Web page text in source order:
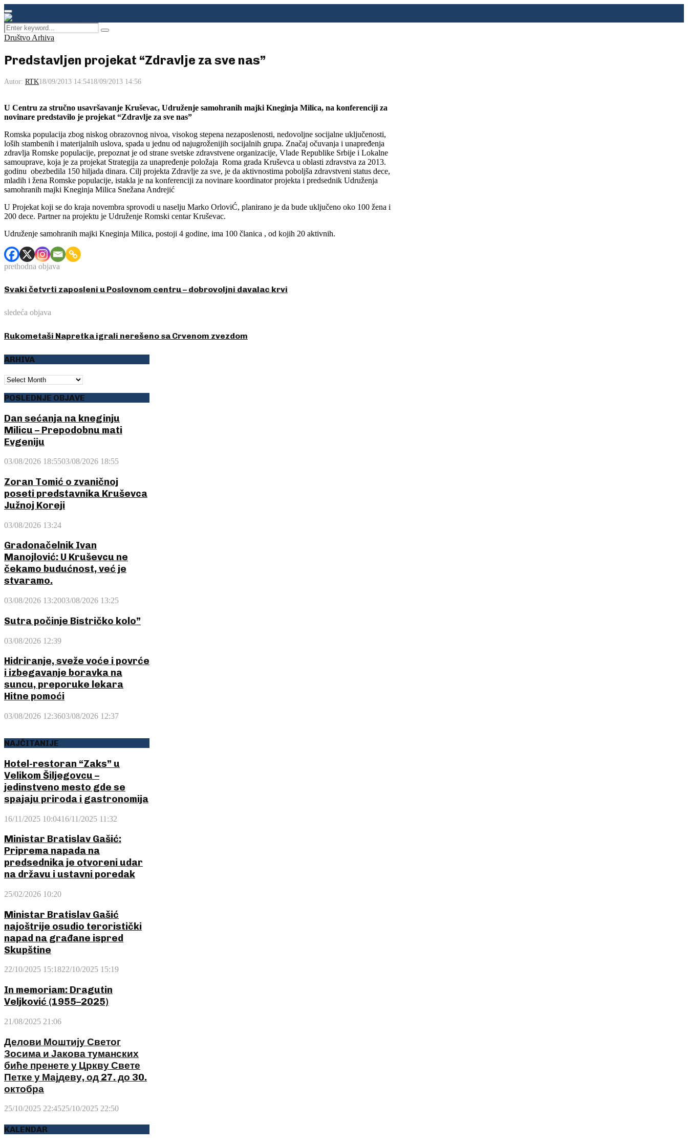
Facebook
Instagram
Youtube
Primary
Menu
Search
for:
Pretraga
Društvo Arhiva
Predstavljen projekat “Zdravlje za sve nas”
Autor: RTK18/09/2013 14:5418/09/2013 14:56
U Centru za stručno usavršavanje Kruševac, Udruženje samohranih majki Kneginja Milica, na konferenciji za
novinare predstavilo je projekat “Zdravlje za sve nas”
Romska populacija zbog niskog obrazovnog nivoa, visokog stepena nezaposlenosti, nedovoljne socijalne uključenosti,
loših stambenih i materijalnih uslova, spada u jednu od najugroženijih socijalnih grupa. Značaj očuvanja i unapređenja
zdravlja Romske populacije, prepoznat je od strane svetske zdravstvene organizacije, Vlade Republike Srbije i Lokalne
samouprave, koja je za projekat Strategija za unapređenje položaja Roma grada Kruševca u oblasti zdravstva za 2013.
godinu obezbedila 150 hiljada dinara. Cilj projekta Zdravlje za sve, je da aktivnostima poboljša zdravstveni status dece,
mladih i žena Romske populacije, istakla je na konferenciji za novinare koordinator projekta i predsednik Udruženja
samohranih majki Kneginja Milica Snežana Andrejić
U Projekat koji se do kraja novembra sprovodi u naselju Marko OrloviĆ, planirano je da bude uključeno oko 100 žena i
200 dece. Partner na projektu je Udruženje Romski centar Kruševac.
Udruženje samohranih majki Kneginja Milica, postoji 4 godine, ima 100 članica , od kojih 20 aktivnih.
prethodna objava
Svaki četvrti zaposleni u Poslovnom centru – dobrovoljni davalac krvi
sledeća objava
Rukometaši Napretka igrali nerešeno sa Crvenom zvezdom
ARHIVA
ARHIVA
POSLEDNJE OBJAVE
Dan sećanja na kneginju
Milicu – Prepodobnu mati
Evgeniju
03/08/2026 18:5503/08/2026 18:55
Zoran Tomić o zvaničnoj
poseti predstavnika Kruševca
Južnoj Koreji
03/08/2026 13:24
Gradonačelnik Ivan
Manojlović: U Kruševcu ne
čekamo budućnost, već je
stvaramo.
03/08/2026 13:2003/08/2026 13:25
Sutra počinje Bistričko kolo”
03/08/2026 12:39
Hidriranje, sveže voće i povrće
i izbegavanje boravka na
suncu, preporuke lekara
Hitne pomoći
03/08/2026 12:3603/08/2026 12:37
NAJČITANIJE
Hotel-restoran “Zaks” u
Velikom Šiljegovcu –
jedinstveno mesto gde se
spajaju priroda i gastronomija
16/11/2025 10:0416/11/2025 11:32
Ministar Bratislav Gašić:
Priprema napada na
predsednika je otvoreni udar
na državu i ustavni poredak
25/02/2026 10:20
Ministar Bratislav Gašić
najoštrije osudio teroristički
napad na građane ispred
Skupštine
22/10/2025 15:1822/10/2025 15:19
In memoriam: Dragutin
Veljković (1955–2025)
21/08/2025 21:06
Делови Моштију Светог
Зосима и Јакова туманских
биће пренете у Цркву Свете
Петке у Мајдеву, од 27. до 30.
октобра
25/10/2025 22:4525/10/2025 22:50
KALENDAR